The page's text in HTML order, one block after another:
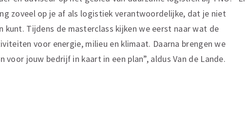
zoveel op je af als logistiek verantwoordelijke, dat je niet
kunt. Tijdens de masterclass kijken we eerst naar wat de
voor energie, milieu en klimaat. Daarna brengen we
voor jouw bedrijf in kaart in een plan”, aldus Van de Lande.